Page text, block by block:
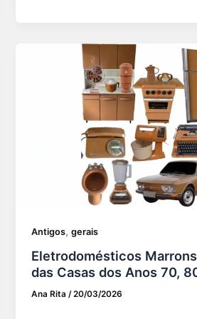
Antigos,gerais
Eletrodomésticos
das Casas dos Anos 70,
Ana Rita/20/03/2026